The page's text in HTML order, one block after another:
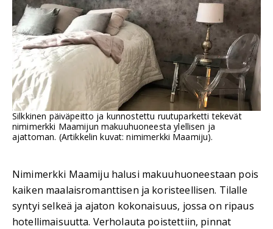
Silkkinen päiväpeitto ja kunnostettu ruutuparketti tekevät
nimimerkki Maamijun makuuhuoneesta ylellisen ja
ajattoman. (Artikkelin kuvat: nimimerkki Maamiju).
Nimimerkki Maamiju halusi makuuhuoneestaan pois
kaiken maalaisromanttisen ja koristeellisen. Tilalle
syntyi selkeä ja ajaton kokonaisuus, jossa on ripaus
hotellimaisuutta. Verholauta poistettiin, pinnat